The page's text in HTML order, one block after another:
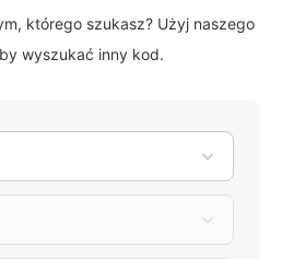
którego szukasz? Użyj naszego
wyszukać inny kod.